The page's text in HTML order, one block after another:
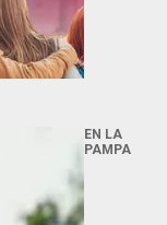
EN LA
PAMPA